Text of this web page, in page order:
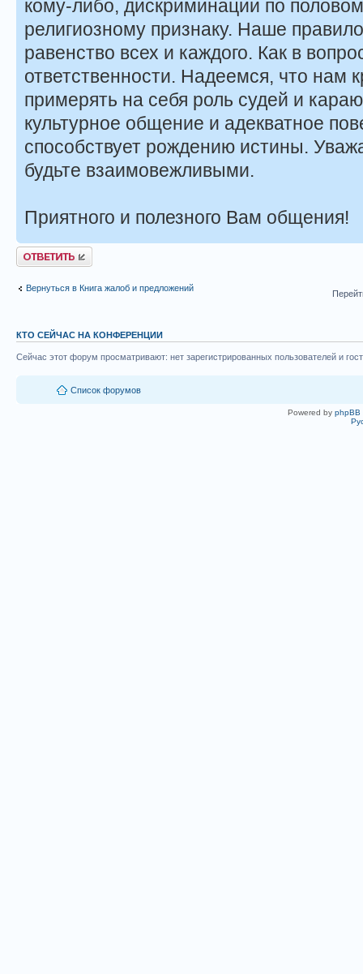
кому-либо, дискриминации по
религиозному признаку. Наше
равенство всех и каждого. Как в
ответственности. Надеемся, что нам
примерять на себя роль судей и
культурное общение и адекватное
способствует рождению истины.
будьте взаимовежливыми.
Приятного и полезного Вам общения!
Ответить
Вернуться в Книга жалоб и предложений
КТО СЕЙЧАС НА КОНФЕРЕНЦИИ
Сейчас этот форум просматривают: нет зарегистрированных пользователей и
Список форумов
Powered by phpBB